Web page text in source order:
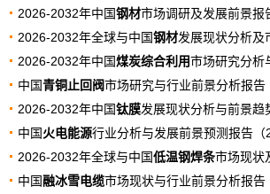
2026-2032年中国钢材市场调研及发展前景报
2026-2032年全球与中国钢材发展现状分析及
2026-2032年中国煤炭综合利用市场研究分析
中国青铜止回阀市场研究与行业前景分析报告
2026-2032年中国钛膜发展现状分析与前景趋
中国火电能源行业分析与发展前景预测报告（
2026-2032年全球与中国低温钢焊条市场现状
中国融冰雪电缆市场现状与行业前景分析报告